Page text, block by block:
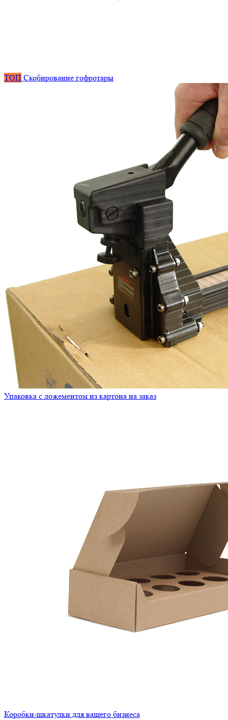
ТОП Скобирование гофротары
Упаковка с ложементом из картона на заказ
Коробки-шкатулки для вашего бизнеса